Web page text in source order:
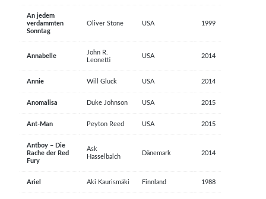
An jedem
verdammten
Sonntag
Oliver Stone USA 1999
Annabelle
John R.
Leonetti
USA 2014
Annie Will Gluck USA 2014
Anomalisa Duke Johnson USA 2015
Ant-Man Peyton Reed USA 2015
Antboy – Die
Rache der Red
Fury
Ask
Hasselbalch
Dänemark 2014
Ariel Aki Kaurismäki Finnland 1988